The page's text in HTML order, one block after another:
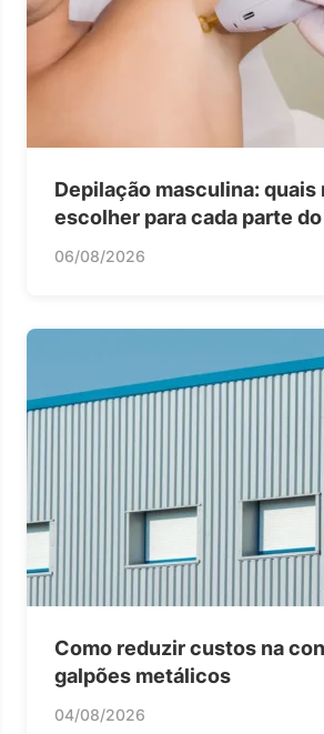
Depilação masculina: quais
escolher para cada parte
06/08/2026
Como reduzir custos na
galpões metálicos
04/08/2026